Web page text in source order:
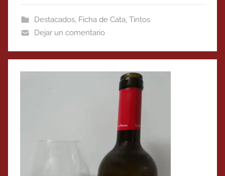
Destacados, Ficha de Cata, Tintos
Dejar un comentario